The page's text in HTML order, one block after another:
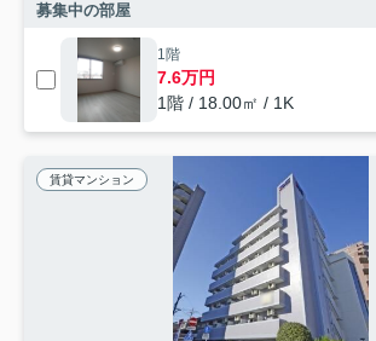
募集中の部屋
1階
7.6万円
1階 / 18.00㎡ / 1K
賃貸マンション